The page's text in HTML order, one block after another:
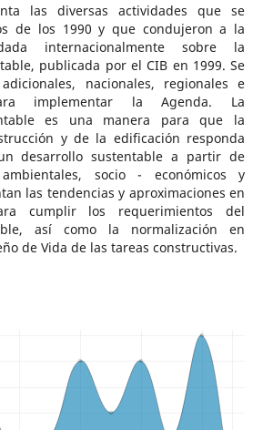
las diversas actividades que se
de los 1990 y que condujeron a la
internacionalmente sobre la
publicada por el CIB en 1999. Se
nacionales, regionales e
implementar la Agenda. La
es una manera para que la
y de la edificación responda
desarrollo sustentable a partir de
socio - económicos y
las tendencias y aproximaciones en
cumplir los requerimientos del
así como la normalización en
de Vida de las tareas constructivas.